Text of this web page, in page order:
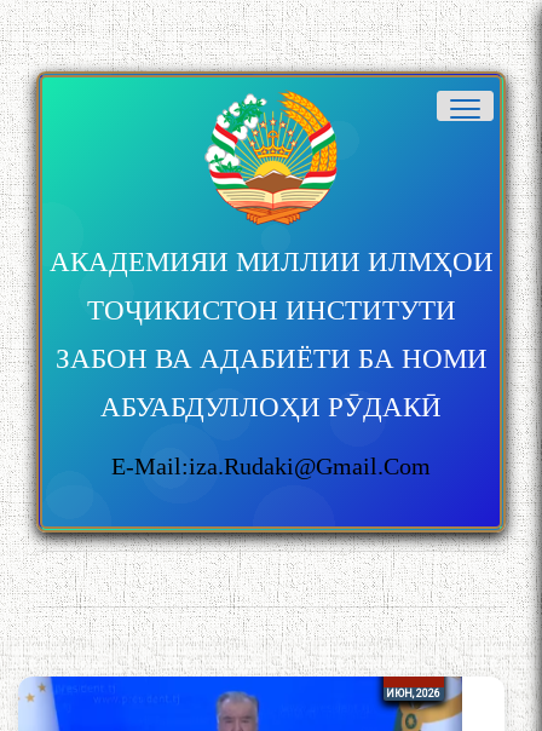
АКАДЕМИЯИ МИЛЛИИ ИЛМҲОИ
ТОҶИКИСТОН ИНСТИТУТИ
ЗАБОН ВА АДАБИЁТИ БА НОМИ
АБУАБДУЛЛОҲИ РӮДАКӢ
E-Mail:iza.rudaki@gmail.com
26
26
ИЮН, 2026